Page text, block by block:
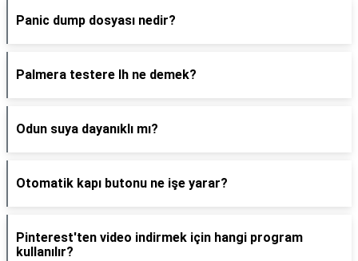
Panic dump dosyası nedir?
Palmera testere lh ne demek?
Odun suya dayanıklı mı?
Otomatik kapı butonu ne işe yarar?
Pinterest'ten video indirmek için hangi program
kullanılır?